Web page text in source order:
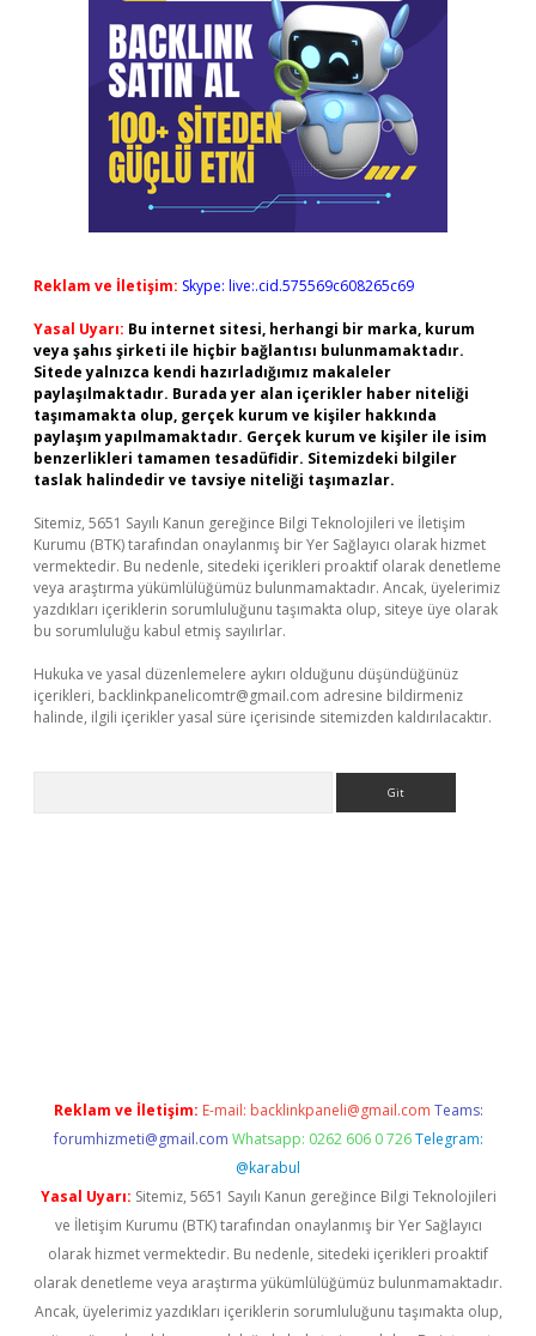
Reklam ve İletişim: Skype: live:.cid.575569c608265c69
Yasal Uyarı: Bu internet sitesi, herhangi bir marka, kurum
veya şahıs şirketi ile hiçbir bağlantısı bulunmamaktadır.
Sitede yalnızca kendi hazırladığımız makaleler
paylaşılmaktadır. Burada yer alan içerikler haber niteliği
taşımamakta olup, gerçek kurum ve kişiler hakkında
paylaşım yapılmamaktadır. Gerçek kurum ve kişiler ile isim
benzerlikleri tamamen tesadüfidir. Sitemizdeki bilgiler
taslak halindedir ve tavsiye niteliği taşımazlar.
Sitemiz, 5651 Sayılı Kanun gereğince Bilgi Teknolojileri ve İletişim
Kurumu (BTK) tarafından onaylanmış bir Yer Sağlayıcı olarak hizmet
vermektedir. Bu nedenle, sitedeki içerikleri proaktif olarak denetleme
veya araştırma yükümlülüğümüz bulunmamaktadır. Ancak, üyelerimiz
yazdıkları içeriklerin sorumluluğunu taşımakta olup, siteye üye olarak
bu sorumluluğu kabul etmiş sayılırlar.
Hukuka ve yasal düzenlemelere aykırı olduğunu düşündüğünüz
içerikleri, backlinkpanelicomtr@gmail.com adresine bildirmeniz
halinde, ilgili içerikler yasal süre içerisinde sitemizden kaldırılacaktır.
Reklam ve İletişim: E-mail: backlinkpaneli@gmail.com Teams:
forumhizmeti@gmail.com Whatsapp: 0262 606 0 726 Telegram:
@karabul
Yasal Uyarı: Sitemiz, 5651 Sayılı Kanun gereğince Bilgi Teknolojileri
ve İletişim Kurumu (BTK) tarafından onaylanmış bir Yer Sağlayıcı
olarak hizmet vermektedir. Bu nedenle, sitedeki içerikleri proaktif
olarak denetleme veya araştırma yükümlülüğümüz bulunmamaktadır.
Ancak, üyelerimiz yazdıkları içeriklerin sorumluluğunu taşımakta olup,